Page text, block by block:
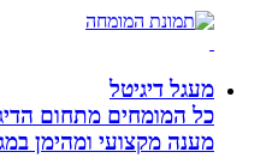
מעגל דיגיטל
כל המומחים מתחום
מענה מקצועי ומהימן במגוון